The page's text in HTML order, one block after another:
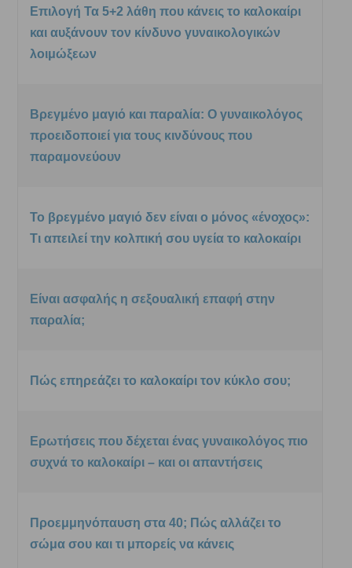
Επιλογή Τα 5+2 λάθη που κάνεις το καλοκαίρι
και αυξάνουν τον κίνδυνο γυναικολογικών
λοιμώξεων
Βρεγμένο μαγιό και παραλία: Ο γυναικολόγος
προειδοποιεί για τους κινδύνους που
παραμονεύουν
Το βρεγμένο μαγιό δεν είναι ο μόνος «ένοχος»:
Τι απειλεί την κολπική σου υγεία το καλοκαίρι
Είναι ασφαλής η σεξουαλική επαφή στην
παραλία;
Πώς επηρεάζει το καλοκαίρι τον κύκλο σου;
Ερωτήσεις που δέχεται ένας γυναικολόγος πιο
συχνά το καλοκαίρι – και οι απαντήσεις
Προεμμηνόπαυση στα 40; Πώς αλλάζει το
σώμα σου και τι μπορείς να κάνεις